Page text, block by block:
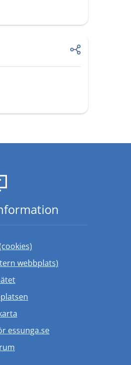
webbplats)
Länk till annan webbplats.
essunga.se